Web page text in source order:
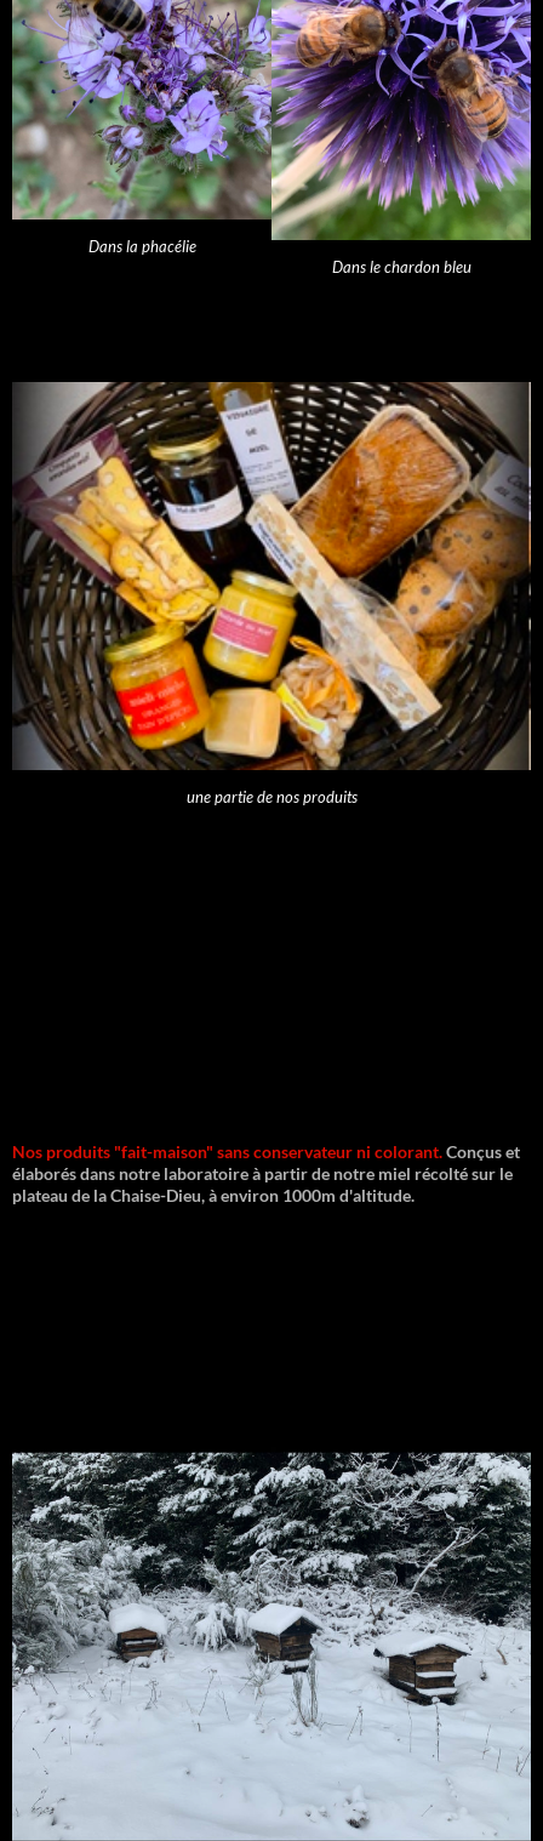
Dans la phacélie
Dans le chardon bleu
une partie de nos produits
Nos produits "fait-maison" sans conservateur ni colorant.Conçus et
élaborés dans notre laboratoire à partir de notre miel récolté sur le
plateau de la Chaise-Dieu, à environ 1000m d'altitude.